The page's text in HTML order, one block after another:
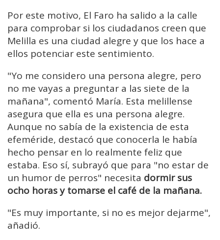
Por este motivo, El Faro ha salido a la calle
para comprobar si los ciudadanos creen que
Melilla es una ciudad alegre y que los hace a
ellos potenciar este sentimiento.
"Yo me considero una persona alegre, pero
no me vayas a preguntar a las siete de la
mañana", comentó María. Esta melillense
asegura que ella es una persona alegre.
Aunque no sabía de la existencia de esta
efeméride, destacó que conocerla le había
hecho pensar en lo realmente feliz que
estaba. Eso sí, subrayó que para "no estar de
un humor de perros" necesita dormir sus
ocho horas y tomarse el café de la mañana.
"Es muy importante, si no es mejor dejarme",
añadió.